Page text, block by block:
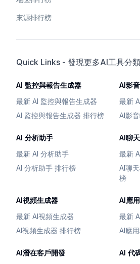
來源排行榜
Quick Links - 發現更多AI工具分類
AI 監控與報告生成器
最新 AI 監控與報告生成器
AI 監控與報告生成器 排行榜
AI影
最新
AI影
AI 分析助手
最新 AI 分析助手
AI 分析助手 排行榜
AI聊
最新
AI聊
榜
AI視頻生成器
最新 AI視頻生成器
AI視頻生成器 排行榜
AI應
最新
AI應
AI潛在客戶開發
AI 代